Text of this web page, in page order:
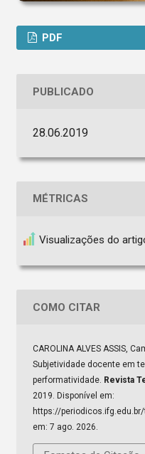
PDF
PUBLICADO
28.06.2019
MÉTRICAS
Visualizações do
COMO CITAR
CAROLINA ALVES ASSIS,
Subjetividade docente em
performatividade. Revista
2019. Disponível em:
https://
em: 7 ago. 2026.